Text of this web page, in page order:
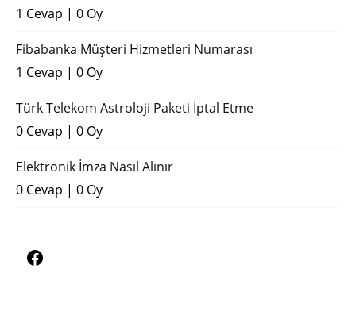
1 Cevap | 0 Oy
Fibabanka Müşteri Hizmetleri Numarası
1 Cevap | 0 Oy
Türk Telekom Astroloji Paketi İptal Etme
0 Cevap | 0 Oy
Elektronik İmza Nasıl Alınır
0 Cevap | 0 Oy